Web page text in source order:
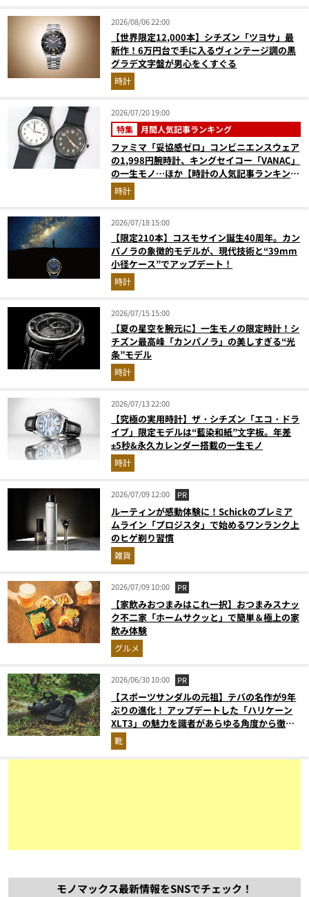
2026/08/06 22:00
【世界限定12,000本】シチズン「ツヨサ」最
新作！6万円台で手に入るヴィンテージ調の黒
グラデ文字盤が男心をくすぐる
時計
2026/07/20 19:00
特集 月間人気記事ランキング
ファミマ「妥協感ゼロ」コンビニエンスウェア
の1,998円腕時計、キングセイコー「VANAC」
の一生モノ…ほか【時計の人気記事ランキング
ベスト3】（2026年6月版）
時計
2026/07/18 15:00
【限定210本】コスモサイン誕生40周年。カン
パノラの象徴的モデルが、現代技術と“39mm
小径ケース”でアップデート！
時計
2026/07/15 15:00
【夏の星空を腕元に】一生モノの限定時計！シ
チズン最高峰「カンパノラ」の美しすぎる“光
条”モデル
時計
2026/07/13 22:00
【究極の実用時計】ザ・シチズン「エコ・ドラ
イブ」限定モデルは“藍染和紙”⽂字板。年差
±5秒&永久カレンダー搭載の一生モノ
時計
2026/07/09 12:00 PR
ルーティンが感動体験に！Schickのプレミア
ムライン「プロジスタ」で始めるワンランク上
のヒゲ剃り習慣
雑貨
2026/07/09 10:00 PR
【家飲みおつまみはこれ一択】おつまみスナッ
ク不二家「ホームサクッと」で簡単＆極上の家
飲み体験
グルメ
2026/06/30 10:00 PR
【スポーツサンダルの元祖】テバの名作が9年
ぶりの進化！ アップデートした「ハリケーン
XLT3」の魅力を識者があらゆる角度から徹底
解説！
靴
モノマックス最新情報をSNSでチェック！